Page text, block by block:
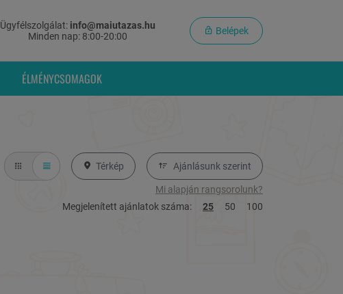
Ügyfélszolgálat: info@maiutazas.hu
Minden nap: 8:00-20:00
Belépek
ÉLMÉNYCSOMAGOK
Térkép Ajánlásunk szerint
Mi alapján rangsorolunk?
Megjelenített ajánlatok száma:
25 50 100